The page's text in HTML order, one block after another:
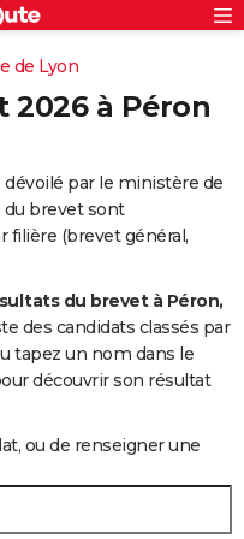
de Lyon
2026 à Péron
par le ministère de
du brevet sont
(brevet général,
du brevet à Péron,
des candidats classés par
tapez un nom dans le
découvrir son résultat
ou de renseigner une